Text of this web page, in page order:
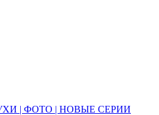
| ФОТО | НОВЫЕ СЕРИИ